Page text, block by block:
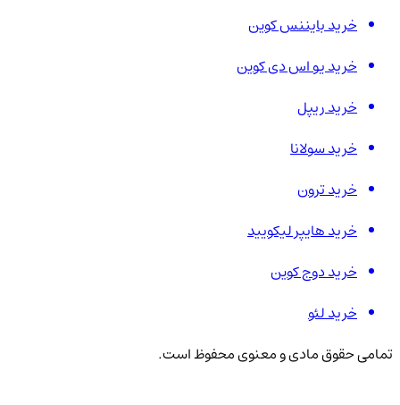
خرید بایننس کوین
خرید یو اس دی کوین
خرید ریپل
خرید سولانا
خرید ترون
خرید هایپر لیکویید
خرید دوج کوین
خرید لئو
تمامی حقوق مادی و معنوی محفوظ است.